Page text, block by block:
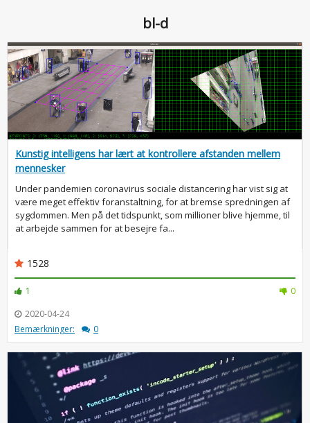
bl-d
Kunstig intelligens har lært at kontrollere afstanden mellem
mennesker
Under pandemien coronavirus sociale distancering har vist sig at
være meget effektiv foranstaltning, for at bremse spredningen af
sygdommen. Men på det tidspunkt, som millioner blive hjemme, til
at arbejde sammen for at besejre fa...
1528
1
0
2020-04-24
Bemærkninger:
0